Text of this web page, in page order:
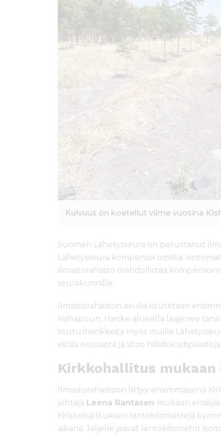
Kuivuus on koetellut viime vuosina
Suomen Lähetysseura on perustanut
Lähetysseura kompensoi omista
ilmastorahasto mahdollistaa
seurakunnille.
Ilmastorahaston avulla istutetaan
Kishapuun. Hanke alueella laajenee
istutushankkeita myös muilla
estää eroosiota ja sitoo hiilidioksidipäästöjä.
Kirkkohallitus mukaan
Ilmastorahastoon liittyy ensimmäisenä
johtaja Leena Rantasen mukaan
Kirkkohallituksen lentokilometrejä
aikana. Jäljelle jäävät lentokilometrit